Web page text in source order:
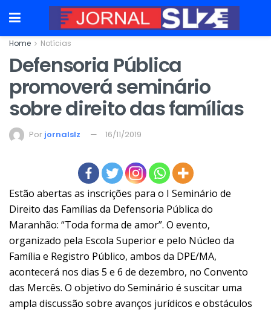
Home Notícias
Defensoria Pública
promoverá seminário
sobre direito das famílias
Por jornalslz 16/11/2019
Estão abertas as inscrições para o I Seminário de
Direito das Famílias da Defensoria Pública do
Maranhão: “Toda forma de amor”. O evento,
organizado pela Escola Superior e pelo Núcleo da
Família e Registro Público, ambos da DPE/MA,
acontecerá nos dias 5 e 6 de dezembro, no Convento
das Mercês. O objetivo do Seminário é suscitar uma
ampla discussão sobre avanços jurídicos e obstáculos